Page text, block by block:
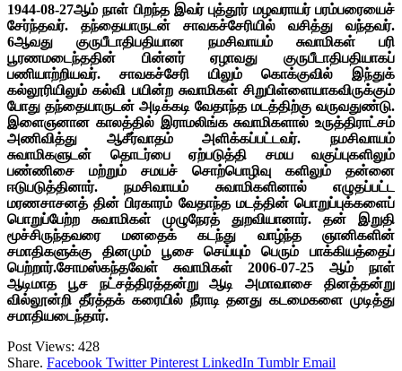
1944-08-27ஆம் நாள் பிறந்த இவர் புத்தூர் மழவராயர் பரம்பரையைச்
சேர்ந்தவர். தந்தையாருடன் சாவகச்சேரியில் வசித்து வந்தவர்.
6ஆவது குருபீடாதிபதியான நமசிவாயம் சுவாமிகள் பரி
பூரணமடைந்ததின் பின்னர் ஏழாவது குருபீடாதிபதியாகப்
பணியாற்றியவர். சாவகச்சேரி யிலும் கொக்குவில் இந்துக்
கல்லூரியிலும் கல்வி பயின்ற சுவாமிகள் சிறுபிள்ளையாகவிருக்கும்
போது தந்தையாருடன் அடிக்கடி வேதாந்த மடத்திற்கு வருவதுண்டு.
இளைஞனான காலத்தில் இராமலிங்க சுவாமிகளால் உருத்திராட்சம்
அணிவித்து ஆசீர்வாதம் அளிக்கப்பட்டவர். நமசிவாயம்
சுவாமிகளுடன் தொடர்பை ஏற்படுத்தி சமய வகுப்புகளிலும்
பண்ணிசை மற்றும் சமயச் சொற்பொழிவு களிலும் தன்னை
ஈடுபடுத்தினார். நமசிவாயம் சுவாமிகளினால் எழுதப்பட்ட
மரணசாசனத் தின் பிரகாரம் வேதாந்த மடத்தின் பொறுப்புக்களைப்
பொறுப்பேற்ற சுவாமிகள் முழுநேரத் துறவியானார். தன் இறுதி
மூச்சிருந்தவரை மனதைக் கடந்து வாழ்ந்த ஞானிகளின்
சமாதிகளுக்கு தினமும் பூசை செய்யும் பெரும் பாக்கியத்தைப்
பெற்றார்.சோமஸ்கந்தவேள் சுவாமிகள் 2006-07-25 ஆம் நாள்
ஆடிமாத பூச நட்சத்திரத்தன்று ஆடி அமாவாசை தினத்தன்று
வில்லூன்றி தீர்த்தக் கரையில் நீராடி தனது கடமைகளை முடித்து
சமாதியடைந்தார்.
Post Views: 428
Share. Facebook Twitter Pinterest LinkedIn Tumblr Email